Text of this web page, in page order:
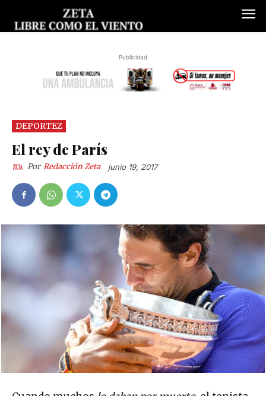
Publicidad
DEPORTEZ
El rey de París
Por Redacción Zeta junio 19, 2017